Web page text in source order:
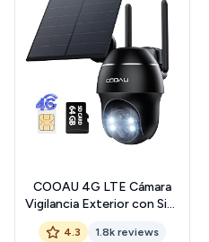
COOAU 4G LTE Cámara
Vigilancia Exterior con Sim,
2K 3MP QHD Camara 4G
Solar sin Cable con Batería,
4.3 1.8k reviews